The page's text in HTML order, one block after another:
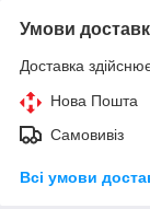
Умови
Доставка
Нова Пошта
Самовивіз
Всі умови